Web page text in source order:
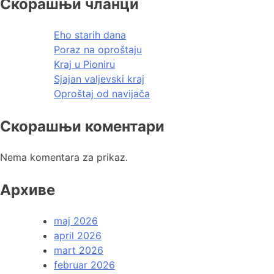
Скорашњи чланци
Eho starih dana
Poraz na oproštaju
Kraj u Pioniru
Sjajan valjevski kraj
Oproštaj od navijača
Скорашњи коментари
Nema komentara za prikaz.
Архиве
maj 2026
april 2026
mart 2026
februar 2026